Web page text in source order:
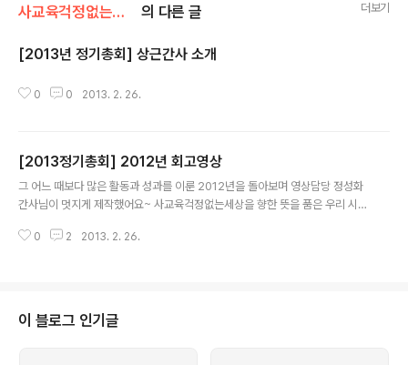
사교육걱정없는세상/[삼각지통신]사무실얘기 의 다른 글 더보기
[2013년 정기총회] 상근간사 소개
0 0 2013. 2. 26.
[2013정기총회] 2012년 회고영상
그 어느 때보다 많은 활동과 성과를 이룬 2012년을 돌아보며 영상담당 정성화
간사님이 멋지게 제작했어요~ 사교육걱정없는세상을 향한 뜻을 품은 우리 시민
을 되살리며 감상해보아요^^
0 2 2013. 2. 26.
이 블로그 인기글